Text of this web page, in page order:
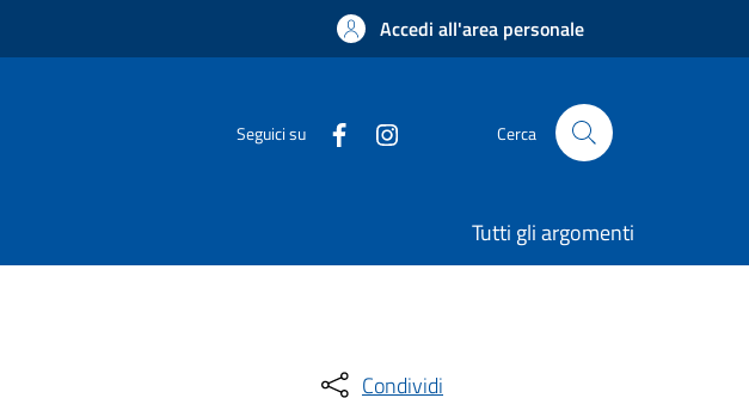
Accedi all'area personale
Seguici su Cerca
Tutti gli argomenti
Condividi